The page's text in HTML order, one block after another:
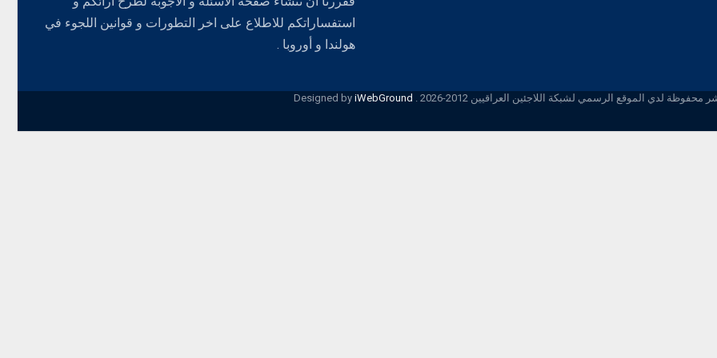
استفساراتكم للاطلاع على اخر التطورات و قوانين اللجوء في
هولندا و أوروبا .
لدي الموقع الرسمي لشبكة اللاجئين العراقيين 2012-2026 . Designed by iWebGround